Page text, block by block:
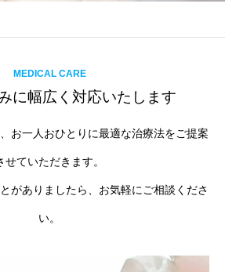
歯科 歯周治
中学生の
MEDICAL CARE
に幅広く対応いたします
お一人おひとりに最適な治療法をご提案
せていただきます。
がありましたら、お気軽にご相談くださ
い。